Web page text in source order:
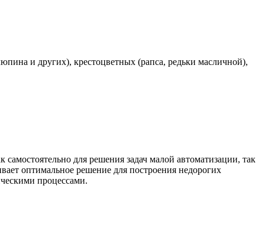
и других), крестоцветных (рапса, редьки масличной),
для решения задач малой автоматизации, так
оптимальное решение для построения недорогих
процессами.